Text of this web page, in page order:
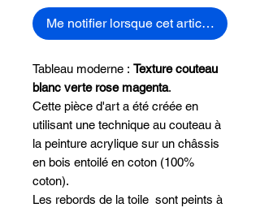
Me notifier lorsque cet article est
Tableau moderne : Texture couteau
blanc verte rose magenta.
Cette pièce d'art a été créée en
utilisant une technique au couteau à
la peinture acrylique sur un châssis
en bois entoilé en coton (100%
coton).
Les rebords de la toile sont peints à